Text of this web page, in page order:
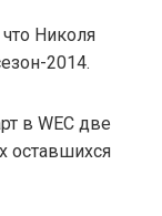
что Николя
2014.
в WEC две
оставшихся